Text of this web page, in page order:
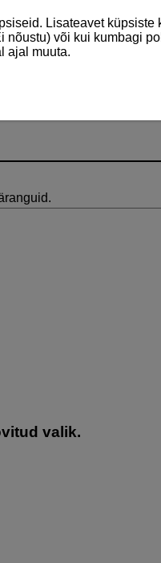
valik.
Lisateavet küpsiste
nõustu) või kui kumbagi
ajal muuta.